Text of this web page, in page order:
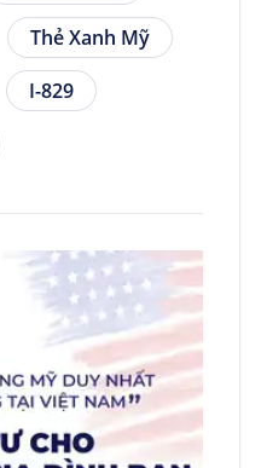
Thẻ Xanh Mỹ
I-829